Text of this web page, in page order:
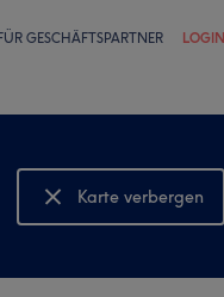
FÜR GESCHÄFTSPARTNER LOGIN
Karte verbergen
Karte anzeigen